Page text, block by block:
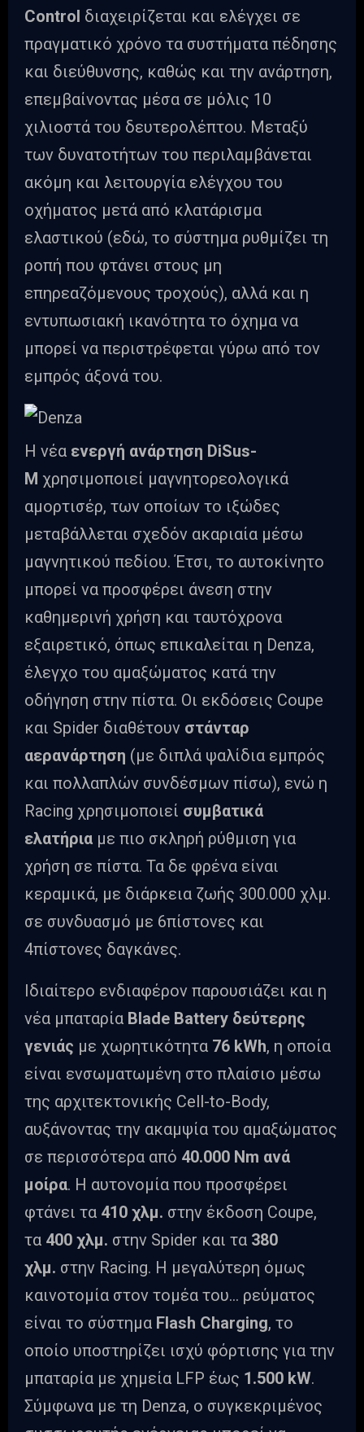
Control διαχειρίζεται και ελέγχει σε
πραγματικό χρόνο τα συστήματα πέδησης
και διεύθυνσης, καθώς και την ανάρτηση,
επεμβαίνοντας μέσα σε μόλις 10
χιλιοστά του δευτερολέπτου. Μεταξύ
των δυνατοτήτων του περιλαμβάνεται
ακόμη και λειτουργία ελέγχου του
οχήματος μετά από κλατάρισμα
ελαστικού (εδώ, το σύστημα ρυθμίζει τη
ροπή που φτάνει στους μη
επηρεαζόμενους τροχούς), αλλά και η
εντυπωσιακή ικανότητα το όχημα να
μπορεί να περιστρέφεται γύρω από τον
εμπρός άξονά του.
Η νέα ενεργή ανάρτηση DiSus-
M χρησιμοποιεί μαγνητορεολογικά
αμορτισέρ, των οποίων το ιξώδες
μεταβάλλεται σχεδόν ακαριαία μέσω
μαγνητικού πεδίου. Έτσι, το αυτοκίνητο
μπορεί να προσφέρει άνεση στην
καθημερινή χρήση και ταυτόχρονα
εξαιρετικό, όπως επικαλείται η Denza,
έλεγχο του αμαξώματος κατά την
οδήγηση στην πίστα. Οι εκδόσεις Coupe
και Spider διαθέτουν στάνταρ
αερανάρτηση (με διπλά ψαλίδια εμπρός
και πολλαπλών συνδέσμων πίσω), ενώ η
Racing χρησιμοποιεί συμβατικά
ελατήρια με πιο σκληρή ρύθμιση για
χρήση σε πίστα. Τα δε φρένα είναι
κεραμικά, με διάρκεια ζωής 300.000 χλμ.
σε συνδυασμό με 6πίστονες και
4πίστονες δαγκάνες.
Ιδιαίτερο ενδιαφέρον παρουσιάζει και η
νέα μπαταρία Blade Battery δεύτερης
γενιάς με χωρητικότητα 76 kWh, η οποία
είναι ενσωματωμένη στο πλαίσιο μέσω
της αρχιτεκτονικής Cell-to-Body,
αυξάνοντας την ακαμψία του αμαξώματος
σε περισσότερα από 40.000 Nm ανά
μοίρα. Η αυτονομία που προσφέρει
φτάνει τα 410 χλμ. στην έκδοση Coupe,
τα 400 χλμ. στην Spider και τα 380
χλμ. στην Racing. Η μεγαλύτερη όμως
καινοτομία στον τομέα του… ρεύματος
είναι το σύστημα Flash Charging, το
οποίο υποστηρίζει ισχύ φόρτισης για την
μπαταρία με χημεία LFP έως 1.500 kW.
Σύμφωνα με τη Denza, ο συγκεκριμένος